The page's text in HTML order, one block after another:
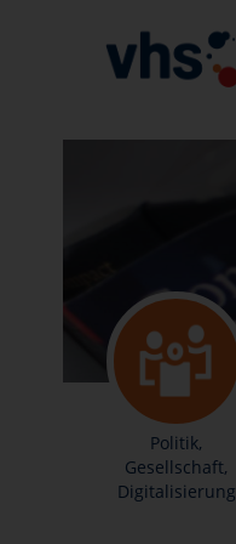
Politik,
Gesellschaft,
Digitalisierung